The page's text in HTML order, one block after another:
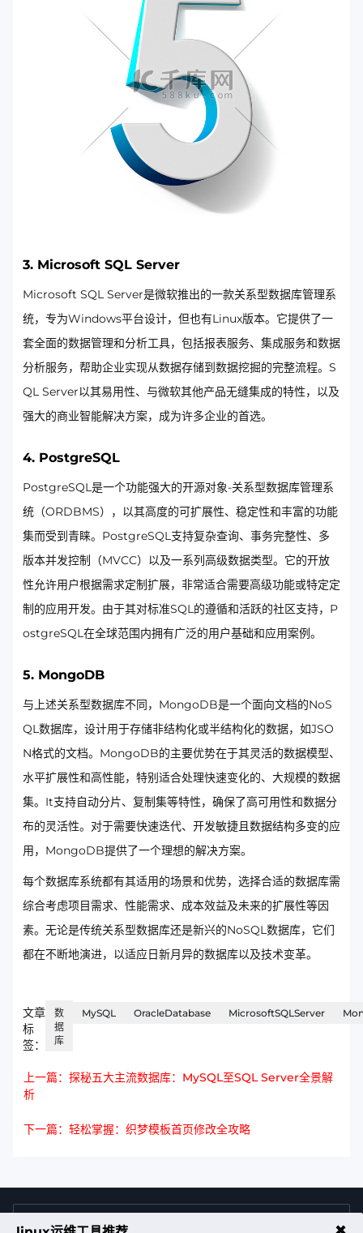
3. Microsoft SQL Server
Microsoft SQL Server是微软推出的一款关系型数据库管理系
统，专为Windows平台设计，但也有Linux版本。它提供了一
套全面的数据管理和分析工具，包括报表服务、集成服务和数据
分析服务，帮助企业实现从数据存储到数据挖掘的完整流程。S
QL Server以其易用性、与微软其他产品无缝集成的特性，以及
强大的商业智能解决方案，成为许多企业的首选。
4. PostgreSQL
PostgreSQL是一个功能强大的开源对象-关系型数据库管理系
统（ORDBMS），以其高度的可扩展性、稳定性和丰富的功能
集而受到青睐。PostgreSQL支持复杂查询、事务完整性、多
版本并发控制（MVCC）以及一系列高级数据类型。它的开放
性允许用户根据需求定制扩展，非常适合需要高级功能或特定定
制的应用开发。由于其对标准SQL的遵循和活跃的社区支持，P
ostgreSQL在全球范围内拥有广泛的用户基础和应用案例。
5. MongoDB
与上述关系型数据库不同，MongoDB是一个面向文档的NoS
QL数据库，设计用于存储非结构化或半结构化的数据，如JSO
N格式的文档。MongoDB的主要优势在于其灵活的数据模型、
水平扩展性和高性能，特别适合处理快速变化的、大规模的数据
集。It支持自动分片、复制集等特性，确保了高可用性和数据分
布的灵活性。对于需要快速迭代、开发敏捷且数据结构多变的应
用，MongoDB提供了一个理想的解决方案。
每个数据库系统都有其适用的场景和优势，选择合适的数据库需
综合考虑项目需求、性能需求、成本效益及未来的扩展性等因
素。无论是传统关系型数据库还是新兴的NoSQL数据库，它们
都在不断地演进，以适应日新月异的数据库以及技术变革。
文章
标
签：
数
据
库
MySQL OracleDatabase MicrosoftSQLServer
上一篇：探秘五大主流数据库：MySQL至SQL Server全景解
析
下一篇：轻松掌握：织梦模板首页修改全攻略
售前咨询热线